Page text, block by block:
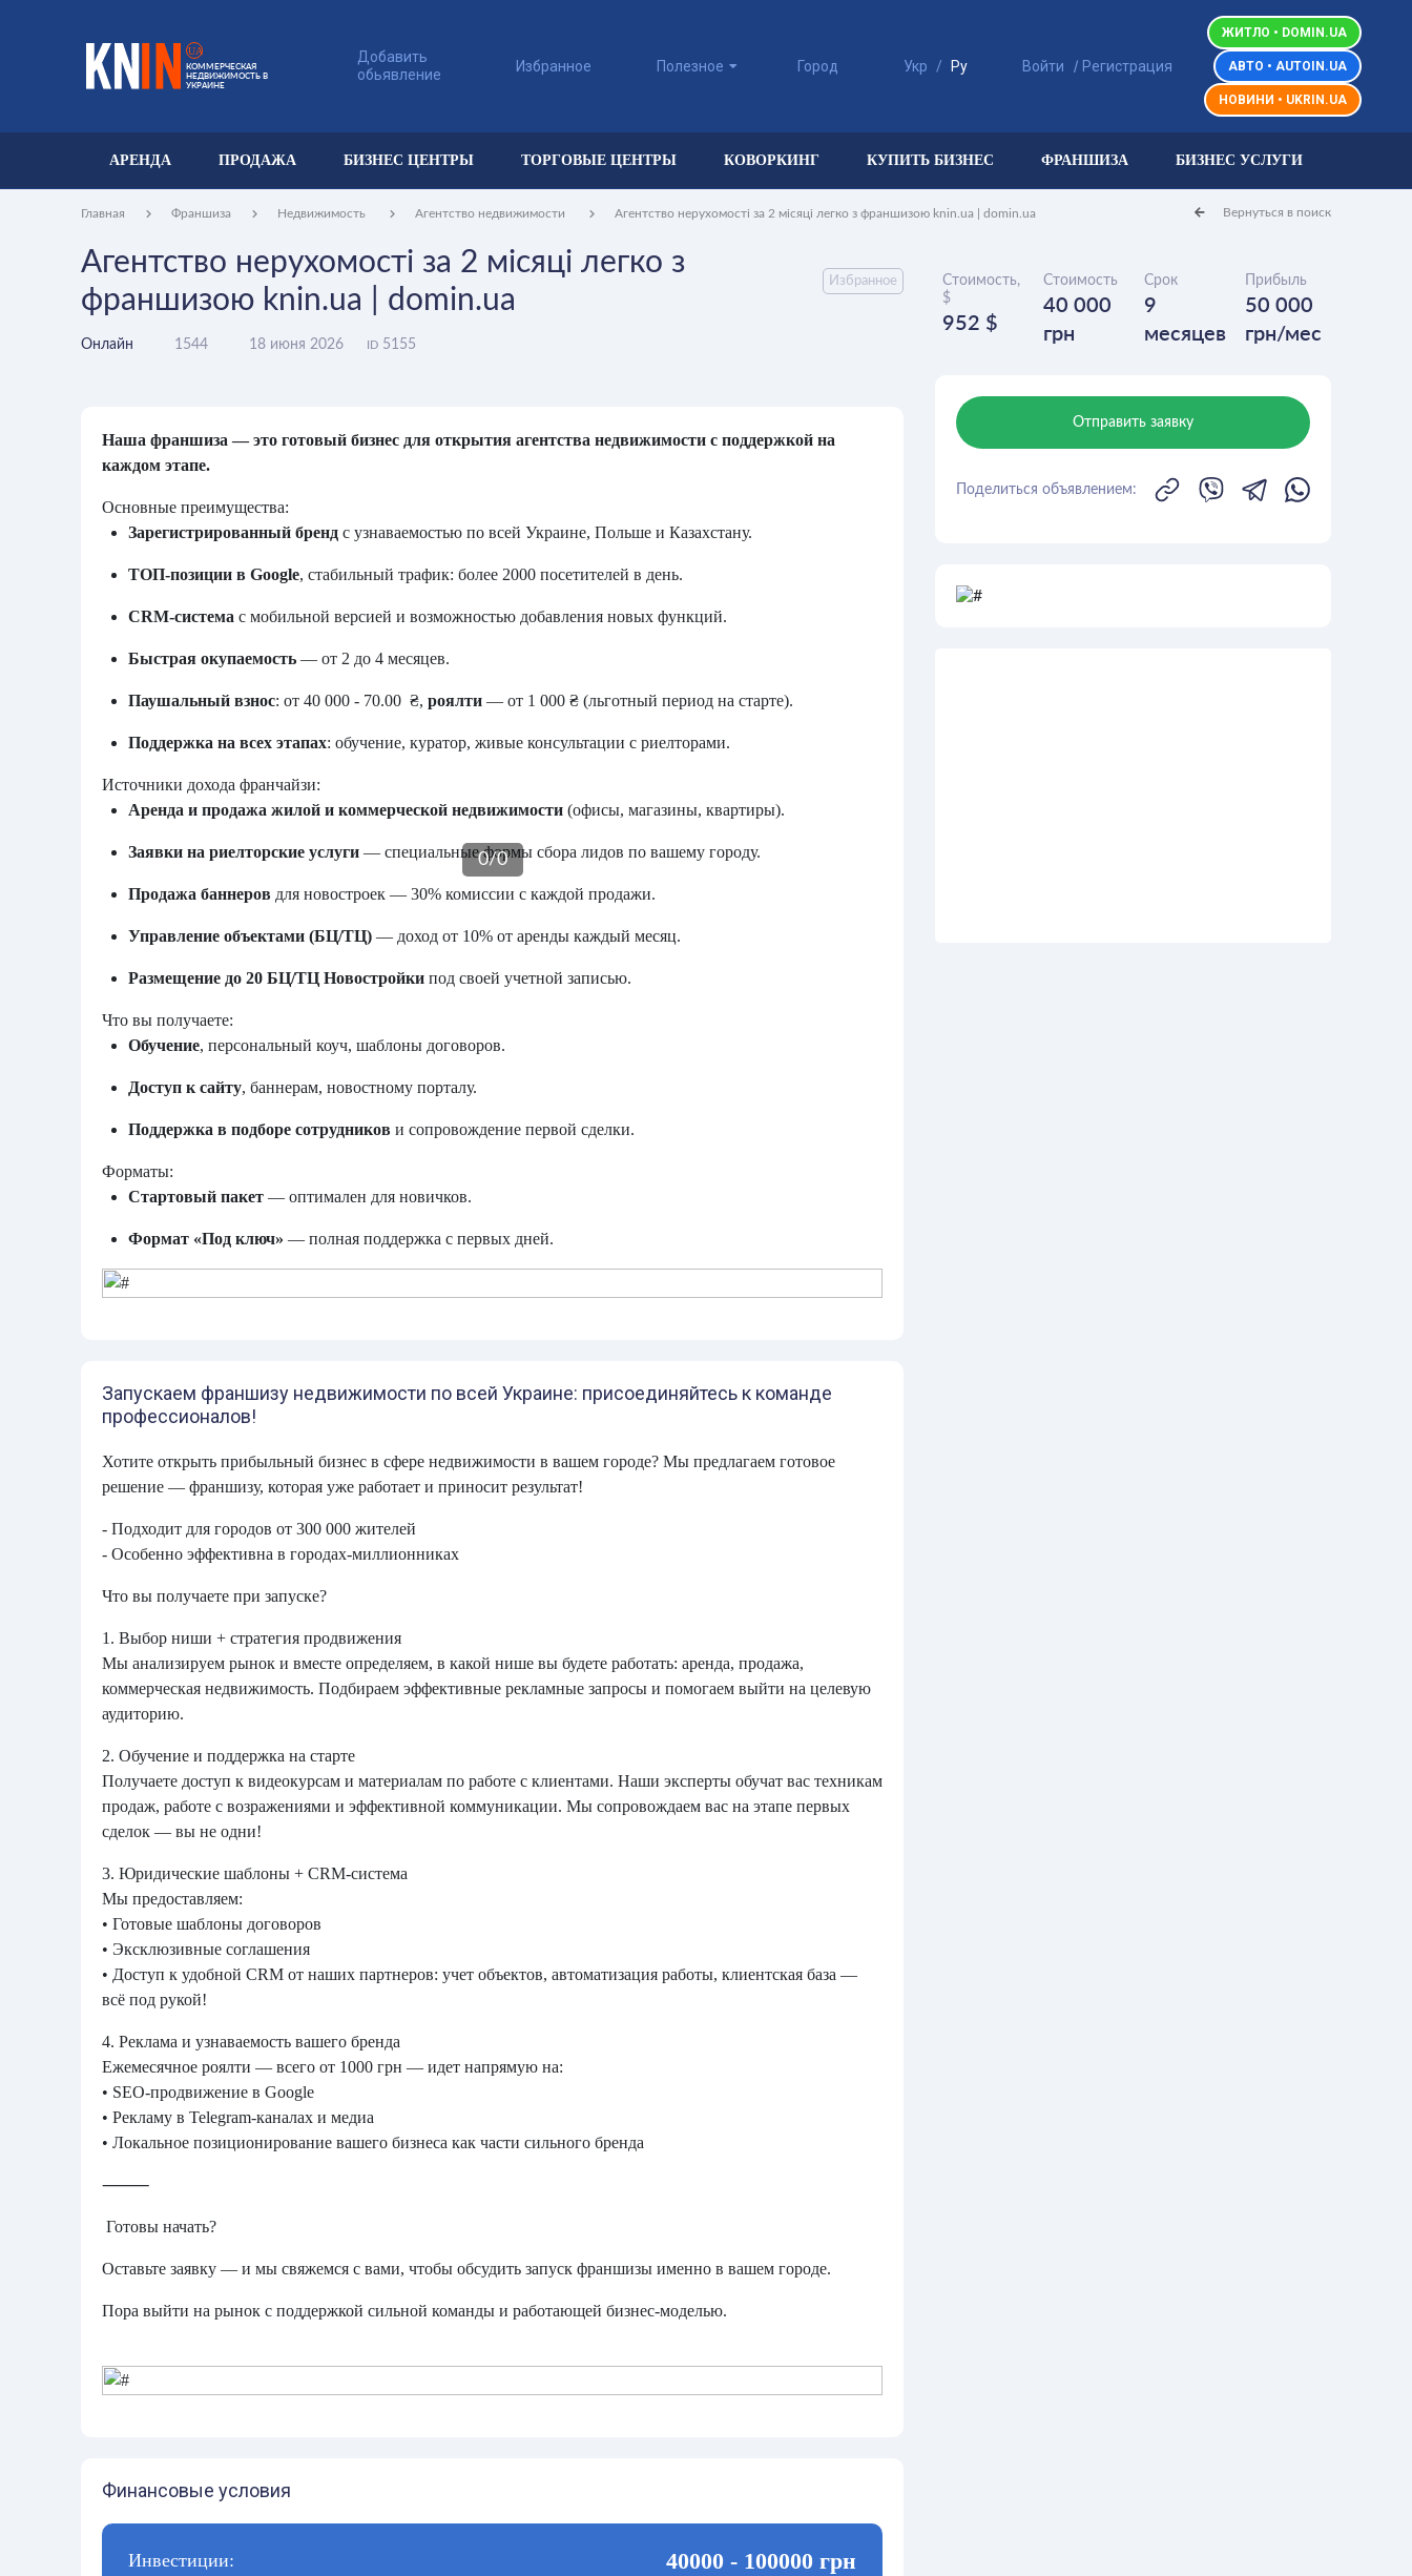
UA
КОММЕРЧЕСКАЯ
НЕДВИЖИМОСТЬ В
УКРАИНЕ
Добавить
обьявление
Избранное Полезное Город Укр / Ру Войти / Регистрация
ЖИТЛО • DOMIN.UA
АВТО • AUTOIN.UA
НОВИНИ • UKRIN.UA
АРЕНДА ПРОДАЖА БИЗНЕС ЦЕНТРЫ ТОРГОВЫЕ ЦЕНТРЫ КОВОРКИНГ КУПИТЬ БИЗНЕС ФРАНШИЗА БИЗНЕС УСЛУГИ
Главная Франшиза Недвижимость Агентство недвижимости Агентство нерухомості за 2 місяці легко з франшизою knin.ua | domin.ua Вернуться в поиск
Агентство нерухомості за 2 місяці легко з
франшизою knin.ua | domin.ua
Избранное
Онлайн 1544 18 июня 2026 ID 5155
Стоимость,
$
952 $
Стоимость
40 000
грн
Срок
9
месяцев
Прибыль
50 000
грн/мес
0/0
Наша франшиза — это готовый бизнес для открытия агентства недвижимости с поддержкой на
каждом этапе.
Основные преимущества:
Зарегистрированный бренд с узнаваемостью по всей Украине, Польше и Казахстану.
ТОП-позиции в Google, стабильный трафик: более 2000 посетителей в день.
CRM-система с мобильной версией и возможностью добавления новых функций.
Быстрая окупаемость — от 2 до 4 месяцев.
Паушальный взнос: от 40 000 - 70.00 ₴, роялти — от 1 000 ₴ (льготный период на старте).
Поддержка на всех этапах: обучение, куратор, живые консультации с риелторами.
Источники дохода франчайзи:
Аренда и продажа жилой и коммерческой недвижимости (офисы, магазины, квартиры).
Заявки на риелторские услуги — специальные формы сбора лидов по вашему городу.
Продажа баннеров для новостроек — 30% комиссии с каждой продажи.
Управление объектами (БЦ/ТЦ) — доход от 10% от аренды каждый месяц.
Размещение до 20 БЦ/ТЦ Новостройки под своей учетной записью.
Что вы получаете:
Обучение, персональный коуч, шаблоны договоров.
Доступ к сайту, баннерам, новостному порталу.
Поддержка в подборе сотрудников и сопровождение первой сделки.
Форматы:
Стартовый пакет — оптимален для новичков.
Формат «Под ключ» — полная поддержка с первых дней.
Запускаем франшизу недвижимости по всей Украине: присоединяйтесь к команде
профессионалов!
Хотите открыть прибыльный бизнес в сфере недвижимости в вашем городе? Мы предлагаем готовое
решение — франшизу, которая уже работает и приносит результат!
- Подходит для городов от 300 000 жителей
- Особенно эффективна в городах-миллионниках
Что вы получаете при запуске?
1. Выбор ниши + стратегия продвижения
Мы анализируем рынок и вместе определяем, в какой нише вы будете работать: аренда, продажа,
коммерческая недвижимость. Подбираем эффективные рекламные запросы и помогаем выйти на целевую
аудиторию.
2. Обучение и поддержка на старте
Получаете доступ к видеокурсам и материалам по работе с клиентами. Наши эксперты обучат вас техникам
продаж, работе с возражениями и эффективной коммуникации. Мы сопровождаем вас на этапе первых
сделок — вы не одни!
3. Юридические шаблоны + CRM-система
Мы предоставляем:
• Готовые шаблоны договоров
• Эксклюзивные соглашения
• Доступ к удобной CRM от наших партнеров: учет объектов, автоматизация работы, клиентская база —
всё под рукой!
4. Реклама и узнаваемость вашего бренда
Ежемесячное роялти — всего от 1000 грн — идет напрямую на:
• SEO-продвижение в Google
• Рекламу в Telegram-каналах и медиа
• Локальное позиционирование вашего бизнеса как части сильного бренда
⸻
Готовы начать?
Оставьте заявку — и мы свяжемся с вами, чтобы обсудить запуск франшизы именно в вашем городе.
Пора выйти на рынок с поддержкой сильной команды и работающей бизнес-моделью.
Финансовые условия
Инвестиции: 40000 - 100000 грн
Отправить заявку
Поделиться объявлением: